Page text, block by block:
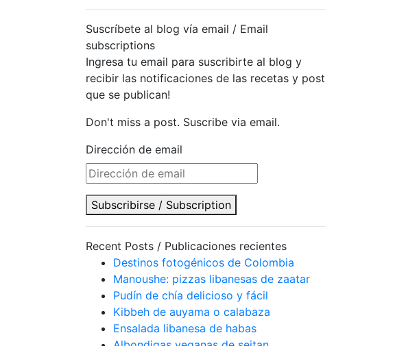
Suscríbete al blog vía email / Email
subscriptions
Ingresa tu email para suscribirte al blog y
recibir las notificaciones de las recetas y post
que se publican!
Don't miss a post. Suscribe via email.
Dirección de email
Subscribirse / Subscription
Recent Posts / Publicaciones recientes
Destinos fotogénicos de Colombia
Manoushe: pizzas libanesas de zaatar
Pudín de chía delicioso y fácil
Kibbeh de auyama o calabaza
Ensalada libanesa de habas